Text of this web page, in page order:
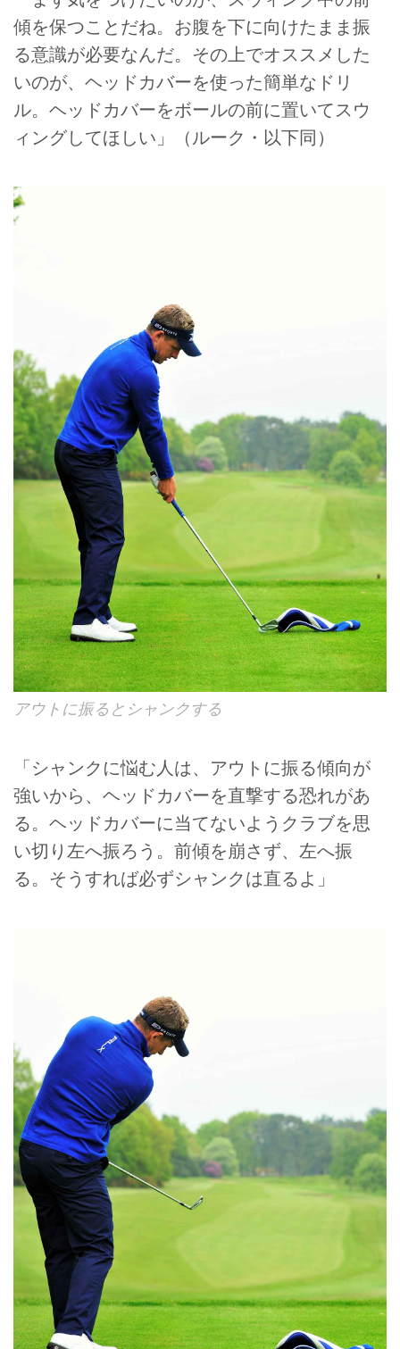
傾を保つことだね。お腹を下に向けたまま振
る意識が必要なんだ。その上でオススメした
いのが、ヘッドカバーを使った簡単なドリ
ル。ヘッドカバーをボールの前に置いてスウ
ィングしてほしい」（ルーク・以下同）
アウトに振るとシャンクする
「シャンクに悩む人は、アウトに振る傾向が
強いから、ヘッドカバーを直撃する恐れがあ
る。ヘッドカバーに当てないようクラブを思
い切り左へ振ろう。前傾を崩さず、左へ振
る。そうすれば必ずシャンクは直るよ」